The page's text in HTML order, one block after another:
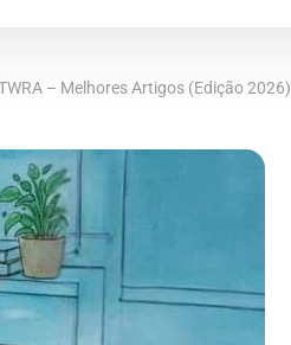
– Melhores Artigos (Edição 2026)